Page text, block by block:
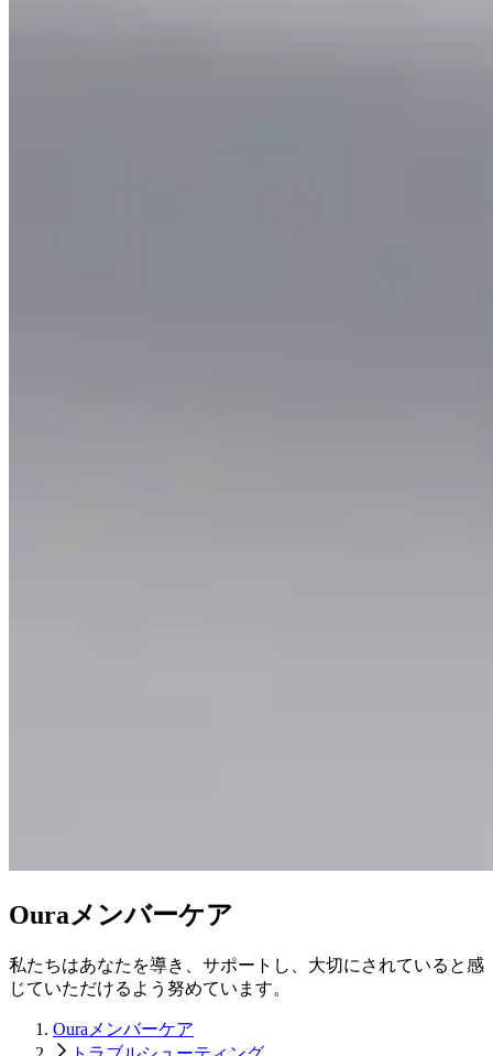
Ouraメンバーケア
私たちはあなたを導き、サポートし、大切にされていると感
じていただけるよう努めています。
Ouraメンバーケア